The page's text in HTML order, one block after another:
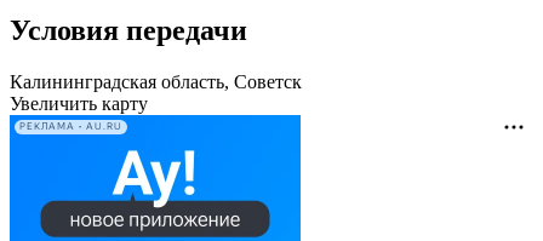
Условия передачи
Калининградская область, Советск
Увеличить карту
РЕКЛАМА • AU.RU